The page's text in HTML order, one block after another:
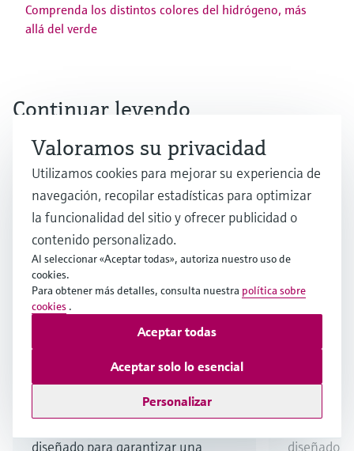
Comprenda los distintos colores del hidrógeno, más
allá del verde
Continuar leyendo
Artículo
Mejore la seguridad y la
eficiencia de las unidades
de separación de aire (ASU)
Descubra nuestro innovador
portafolio de instrumentación
diseñado para garantizar una
Artículo
portafolio
diseñado
Valoramos su privacidad
Utilizamos cookies para mejorar su experiencia de
navegación, recopilar estadísticas para optimizar
la funcionalidad del sitio y ofrecer publicidad o
contenido personalizado.
Al seleccionar «Aceptar todas», autoriza nuestro uso de
cookies.
Para obtener más detalles, consulta nuestra política sobre
cookies .
Personalizar
Aceptar solo lo esencial
Aceptar todas